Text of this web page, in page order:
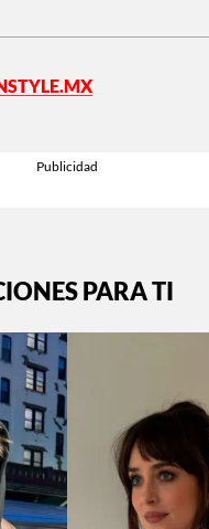
PARA TI